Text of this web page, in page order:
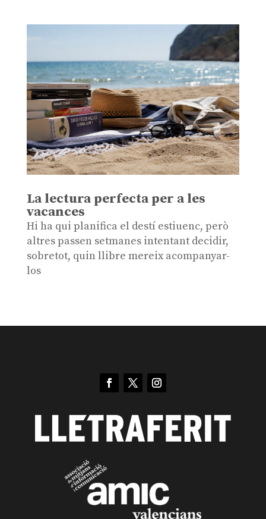
La lectura perfecta per a les
vacances
Hi ha qui planifica el destí estiuenc, però
altres passen setmanes intentant decidir,
sobretot, quin llibre mereix acompanyar-
los